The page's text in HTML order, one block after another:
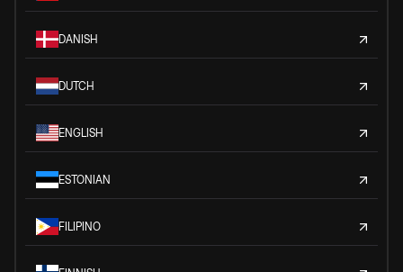
DANISH
DUTCH
ENGLISH
ESTONIAN
FILIPINO